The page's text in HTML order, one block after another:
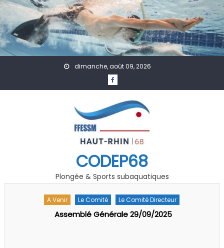
Skip to content
dimanche, août 09, 2026
CODEP68
Plongée & Sports subaquatiques
A Venir Le Comité Le Comité Directeur
Assemblé Générale 29/09/2025